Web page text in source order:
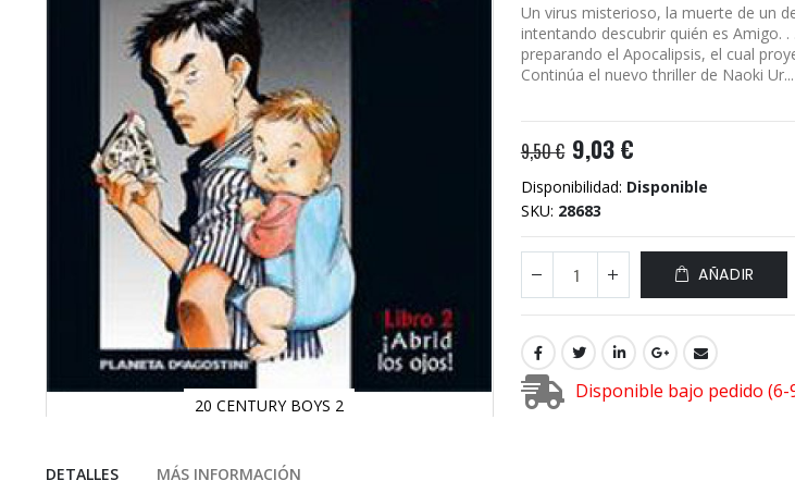
20 CENTURY BOYS 2
comienzo
Un virus misterioso, la muerte de un
intentando descubrir quién es Amigo.
preparando el Apocalipsis, el cual
Continúa el nuevo thriller de Naoki Ur...
9,50 € 9,03 €
Disponibilidad: Disponible
SKU 28683
AÑADIR
Disponible bajo pedido (6-
DETALLES MÁS INFORMACIÓN